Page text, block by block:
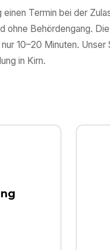
Termin bei der
ohne Behördengang.
10–20 Minuten.
in Kirn.